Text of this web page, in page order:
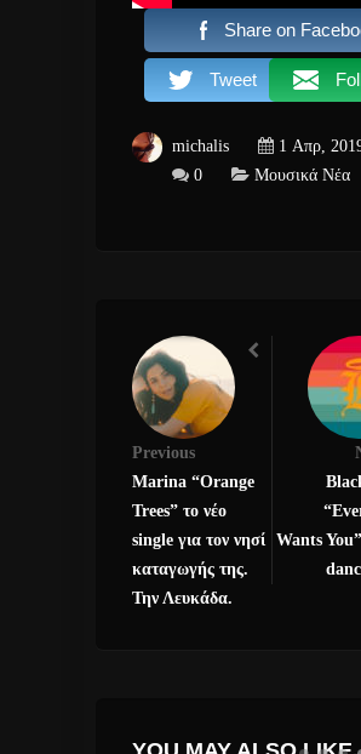
Share on
Tweet
michalis
1 Απρ,
0
Μουσικά Νέα
Previous
Marina “Οrange
Trees” το νέο
single για τον νησί
καταγωγής της.
Την Λευκάδα.
Wants